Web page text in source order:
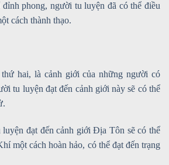
phong, người tu luyện đã có thể điều
cách thành thạo.
hai, là cảnh giới của những người có
tu luyện đạt đến cảnh giới này sẽ có thể
đạt đến cảnh giới Địa Tôn sẽ có thể
một cách hoàn hảo, có thể đạt đến trạng